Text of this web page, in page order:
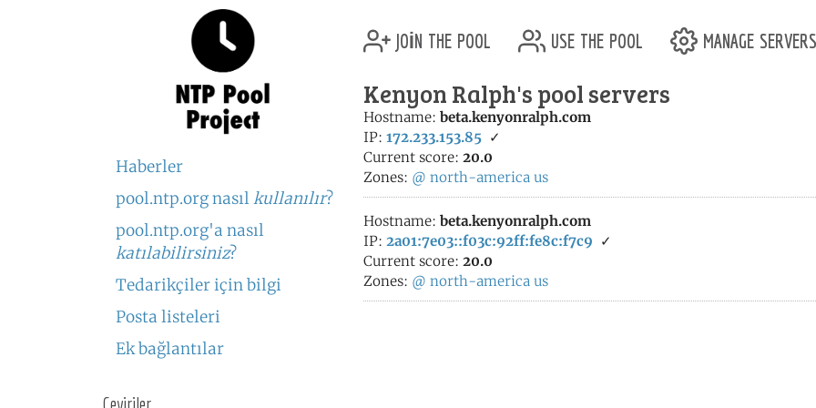
Haberler
pool.ntp.org nasıl kullanılır?
pool.ntp.org'a nasıl
katılabilirsiniz?
Tedarikçiler için bilgi
Posta listeleri
Ek bağlantılar
join the pool use the pool manage servers
Kenyon Ralph's pool servers
Hostname: beta.kenyonralph.com
IP: 172.233.153.85 ✓
Current score: 20.0
Zones: @ north-america us
Hostname: beta.kenyonralph.com
IP: 2a01:7e03::f03c:92ff:fe8c:f7c9 ✓
Current score: 20.0
Zones: @ north-america us